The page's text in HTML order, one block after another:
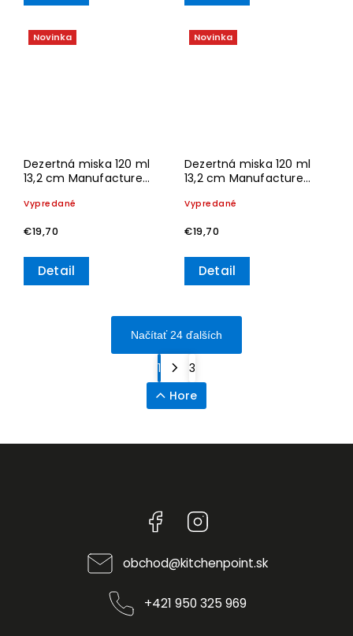
Novinka
Dezertná miska 120 ml
13,2 cm Manufacture
Villeroy & Boch
Vypredané
€19,70
Detail
Novinka
Dezertná miska 120 ml
13,2 cm Manufacture
MOUSE – Villeroy & Boch
Vypredané
€19,70
Detail
Načítať 24 ďalších
1
3
Hore
Facebook
obchod@kitchenpoint.sk
+421 950 325 969